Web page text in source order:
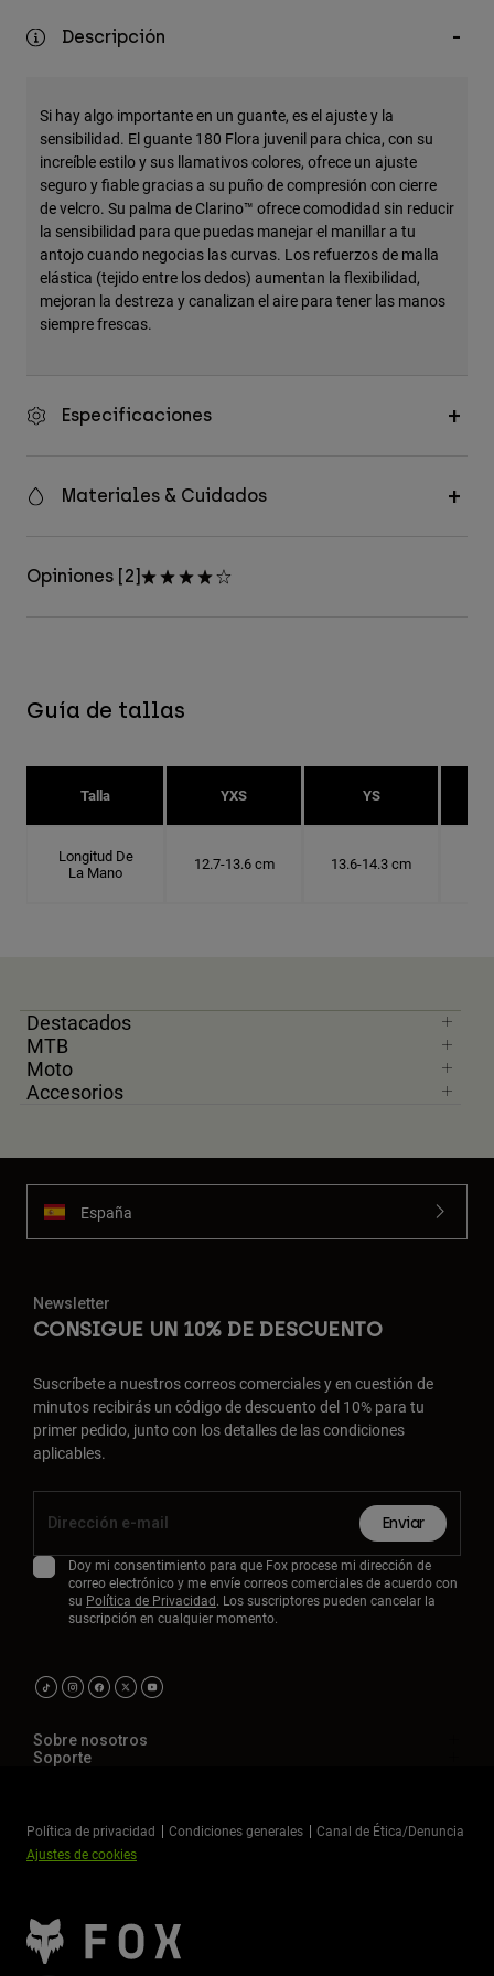
Gorras y Gorros
Ver todo
Descripción
Si hay algo importante en un guante, es el ajuste y la
sensibilidad. El guante 180 Flora juvenil para chica, con su
increíble estilo y sus llamativos colores, ofrece un ajuste
seguro y fiable gracias a su puño de compresión con cierre
de velcro. Su palma de Clarino™ ofrece comodidad sin reducir
la sensibilidad para que puedas manejar el manillar a tu
antojo cuando negocias las curvas. Los refuerzos de malla
elástica (tejido entre los dedos) aumentan la flexibilidad,
mejoran la destreza y canalizan el aire para tener las manos
siempre frescas.
Especificaciones
Materiales & Cuidados
Opiniones [2]
Guía de tallas
Talla YXS YS
Longitud De
La Mano
12.7-13.6 cm 13.6-14.3 cm
Destacados
MTB
Moto
Accesorios
España
Newsletter
CONSIGUE UN 10% DE DESCUENTO
Suscríbete a nuestros correos comerciales y en cuestión de
minutos recibirás un código de descuento del 10% para tu
primer pedido, junto con los detalles de las condiciones
aplicables.
Enviar
Doy mi consentimiento para que Fox procese mi dirección de
correo electrónico y me envíe correos comerciales de acuerdo con
su Política de Privacidad. Los suscriptores pueden cancelar la
suscripción en cualquier momento.
Sobre nosotros
Soporte
Política de privacidad Condiciones generales
Canal de Ética/Denuncia
Ajustes de cookies